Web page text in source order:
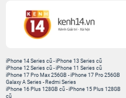
iPhone 14 Series cũ -iPhone 13 Series cũ
iPhone 12 Series cũ -iPhone 11 Series cũ
iPhone 17 Pro Max 256GB -iPhone 17 Pro 256GB
Galaxy A Series - Redmi Series
iPhone 16 Plus 128GB cũ -iPhone 15 Plus 128GB
cũ